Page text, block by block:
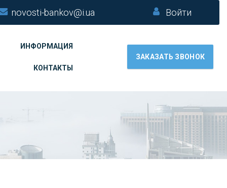
novosti-bankov@i.ua Войти
ИНФОРМАЦИЯ
КОНТАКТЫ
ЗАКАЗАТЬ ЗВОНОК